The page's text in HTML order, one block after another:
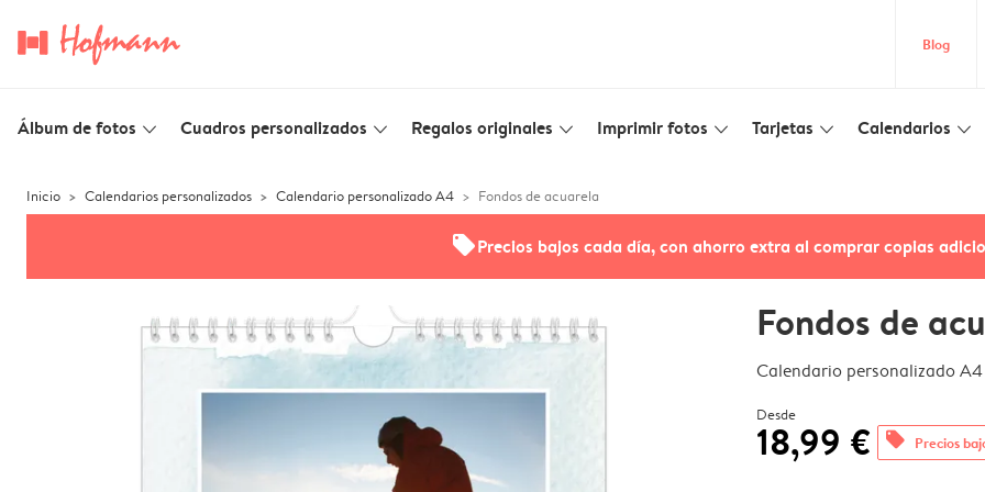
Blog
Álbum de fotos slim_arrow_down Cuadros personalizados slim_arrow_down Regalos originales slim_arrow_down Imprimir fotos slim_arrow_down Tarjetas slim_arrow_down Calendarios slim_arrow_down
Inicio Calendarios personalizados Calendario personalizado A4 Fondos de acuarela
offersPrecios bajos cada día, con ahorro extra al comprar copias
Fondos de
Calendario personalizado A4
Desde
18,99 € offers Precios